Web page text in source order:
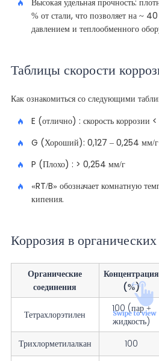
Высокая удельная прочность:
% от стали, что позволяет на ~
давлением и теплообменного
Таблицы скорости
Как ознакомиться со следующими
E (отлично) : скорость коррозии
G (Хороший): 0,127 – 0,254 мм/г
P (Плохо) : > 0,254 мм/г
«RT/B» обозначает комнатную
кипения.
Коррозия в
Органические
соединения
Концентрация
(%)
Тетрахлорэтилен
100 (пар +
жидкость)
Трихлорметилалкан 100